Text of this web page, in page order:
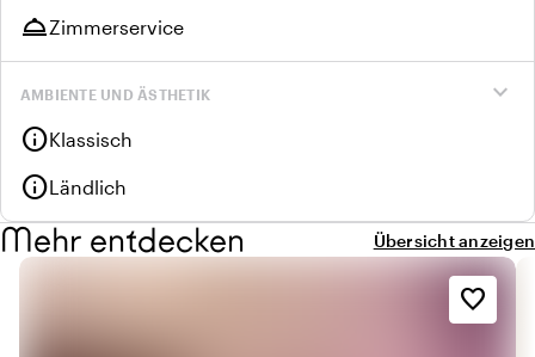
room_serviceZimmerservice
expand_more
AMBIENTE UND ÄSTHETIK
infoKlassisch
infoLändlich
Mehr entdecken Übersicht anzeigen
favorite_border